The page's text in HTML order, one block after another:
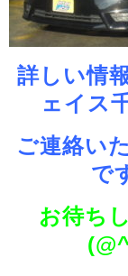
詳しい情
ェイス
ご連絡い
で
お待ち